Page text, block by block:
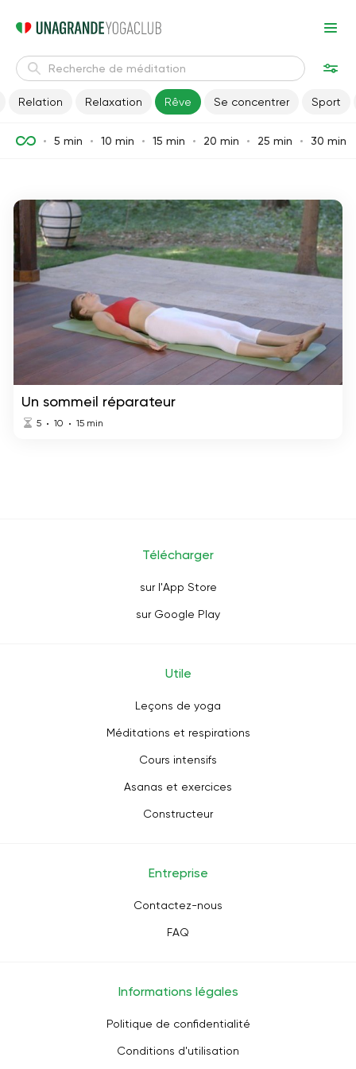
Relation Relaxation Rêve Se concentrer Sport
5 min 10 min 15 min 20 min 25 min 30 min
Un sommeil réparateur
5 10 15 min
Télécharger
sur l'App Store
sur Google Play
Utile
Leçons de yoga
Méditations et respirations
Cours intensifs
Asanas et exercices
Constructeur
Entreprise
Contactez-nous
FAQ
Informations légales
Politique de confidentialité
Conditions d'utilisation